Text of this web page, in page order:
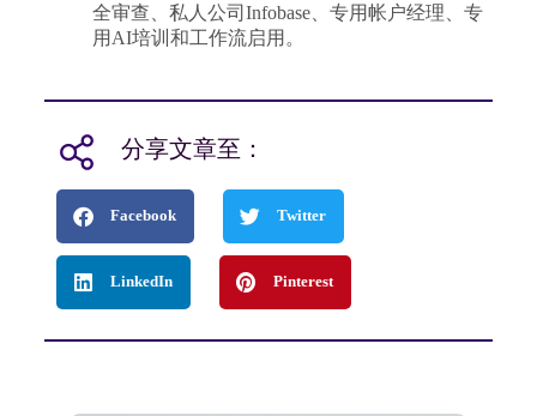
全审查、私人公司Infobase、专用帐户经理、专
用AI培训和工作流启用。
分享文章至：
Facebook Twitter
LinkedIn Pinterest